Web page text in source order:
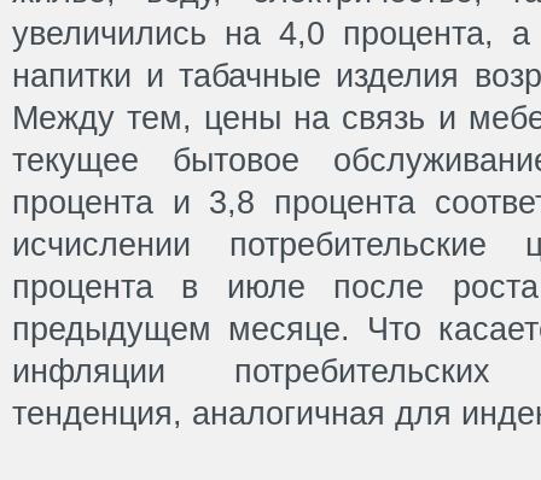
увеличились на 4,0 процента,
напитки и табачные изделия
Между тем, цены на связь и
текущее бытовое
процента и 3,8 процента
исчислении
процента в июле после
предыдущем месяце. Что
инфляции
тенденция, аналогичная для